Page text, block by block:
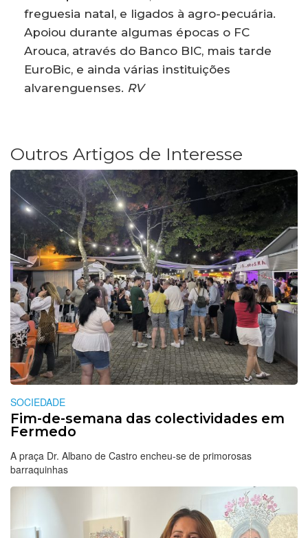
freguesia natal, e ligados à agro-pecuária.
Apoiou durante algumas épocas o FC
Arouca, através do Banco BIC, mais tarde
EuroBic, e ainda várias instituições
alvarenguenses. RV
Outros Artigos de Interesse
SOCIEDADE
Fim-de-semana das colectividades em
Fermedo
A praça Dr. Albano de Castro encheu-se de primorosas
barraquinhas